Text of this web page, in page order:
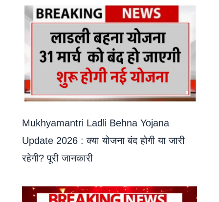
Mukhyamantri Ladli Behna Yojana
Update 2026 : क्या योजना बंद होगी या जारी
रहेगी? पूरी जानकारी